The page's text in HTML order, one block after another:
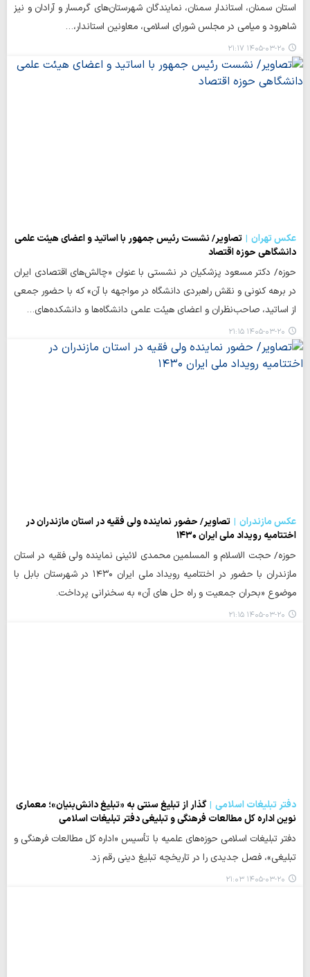
استان سمنان، استاندار سمنان، نمایندگان شهرستان‌های گرمسار و آرادان و نیز
شاهرود و میامی در مجلس شورای اسلامی، معاونین استاندار،…
۱۴۰۵-۰۳-۲۰ ۲۱:۱۷
عکس تهران
تصاویر/ نشست رئیس جمهور با اساتید و اعضای هیئت علمی
دانشگاهی حوزه اقتصاد
حوزه/ دکتر مسعود پزشکیان در نشستی با عنوان «چالش‌های اقتصادی ایران
در برهه کنونی و نقش راهبردی دانشگاه در مواجهه با آن» که با حضور جمعی
از اساتید، صاحب‌نظران و اعضای هیئت علمی دانشگاه‌ها و دانشکده‌های…
۱۴۰۵-۰۳-۲۰ ۲۱:۱۵
عکس مازندران
تصاویر/ حضور نماینده ولی فقیه در استان مازندران در
اختتامیه رویداد ملی ایران ۱۴۳۰
حوزه/ حجت الاسلام و المسلمین محمدی لائینی نماینده ولی فقیه در استان
مازندران با حضور در اختتامیه رویداد ملی ایران ۱۴۳۰ در شهرستان بابل با
موضوع «بحران جمعیت و راه حل های آن» به سخنرانی پرداخت.
۱۴۰۵-۰۳-۲۰ ۲۱:۱۵
دفتر تبلیغات اسلامی
گذار از تبلیغ سنتی به «تبلیغ دانش‌بنیان»؛ معماری
نوین اداره کل مطالعات فرهنگی و تبلیغی دفتر تبلیغات اسلامی
دفتر تبلیغات اسلامی حوزه‌های علمیه با تأسیس «اداره کل مطالعات فرهنگی و
تبلیغی»، فصل جدیدی را در تاریخچه تبلیغ دینی رقم زد.
۱۴۰۵-۰۳-۲۰ ۲۱:۰۳